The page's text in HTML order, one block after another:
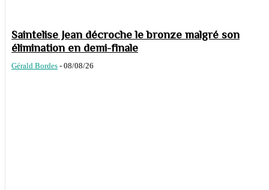
Saintelise Jean décroche le bronze malgré son
élimination en demi-finale
Gérald Bordes - 08/08/26